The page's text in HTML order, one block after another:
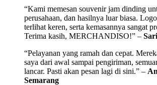
“Kami memesan souvenir jam dinding
perusahaan, dan hasilnya luar biasa.
terlihat keren, serta kemasannya sangat
Terima kasih, MERCHANDISO!” –
“Pelayanan yang ramah dan cepat.
saya dari awal sampai pengiriman,
lancar. Pasti akan pesan lagi di sini.” –
Semarang